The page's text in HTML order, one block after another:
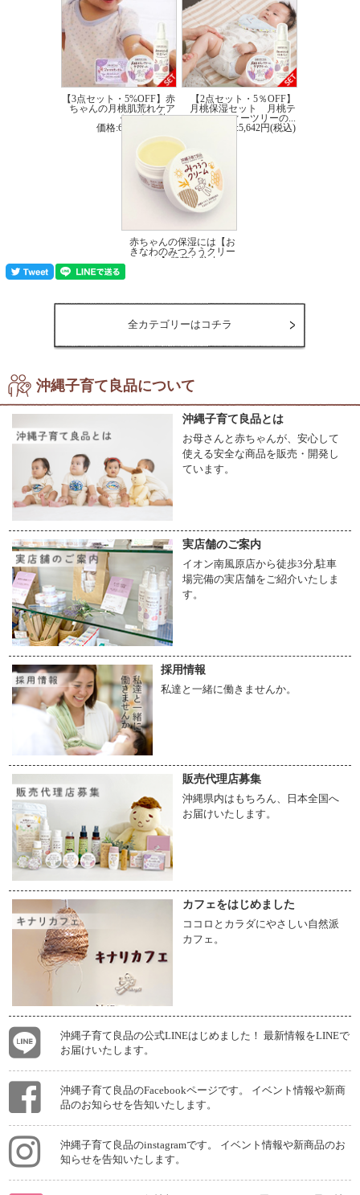
【3点セット・5%OFF】赤
ちゃんの月桃肌荒れケア
セット 乾...
価格:6,688円(税込)
【2点セット・5％OFF】
月桃保湿セット 月桃テ
ィーツリーの...
価格:5,642円(税込)
赤ちゃんの保湿には【お
きなわのみつろうクリー
ム】肌荒れ防止に...
全カテゴリーはコチラ
沖縄子育て良品について
沖縄子育て良品とは
お母さんと赤ちゃんが、安心して
使える安全な商品を販売・開発し
ています。
実店舗のご案内
イオン南風原店から徒歩3分,駐車
場完備の実店舗をご紹介いたしま
す。
採用情報
私達と一緒に働きませんか。
販売代理店募集
沖縄県内はもちろん、日本全国へ
お届けいたします。
カフェをはじめました
ココロとカラダにやさしい自然派
カフェ。
沖縄子育て良品の公式LINEはじめました！ 最新情報をLINEで
お届けいたします。
沖縄子育て良品のFacebookページです。 イベント情報や新商
品のお知らせを告知いたします。
沖縄子育て良品のinstagramです。 イベント情報や新商品のお
知らせを告知いたします。